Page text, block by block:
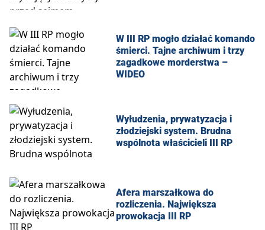
W III RP mogło działać komando
śmierci. Tajne archiwum i trzy
zagadkowe morderstwa –
WIDEO
Wyłudzenia, prywatyzacja i
złodziejski system. Brudna
wspólnota właścicieli III RP
Afera marszałkowa do
rozliczenia. Największa
prowokacja III RP